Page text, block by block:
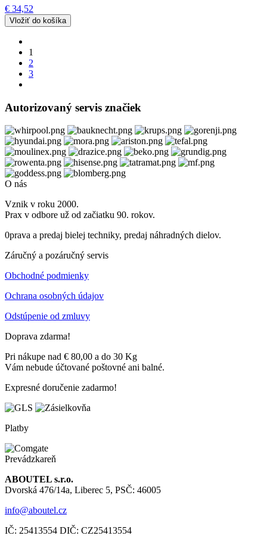
€ 34,52
1
2
3
Autorizovaný servis značiek
O nás
Vznik v roku 2000.
Prax v odbore už od začiatku 90. rokov.
0prava a predaj bielej techniky, predaj náhradných dielov.
Záručný a pozáručný servis
Obchodné podmienky
Ochrana osobných údajov
Odstúpenie od zmluvy
Doprava zdarma!
Pri nákupe nad € 80,00 a do 30 Kg
Vám nebude účtované poštovné ani balné.
Expresné doručenie zadarmo!
Platby
Prevádzkareň
ABOUTEL s.r.o.
Dvorská 476/14a, Liberec 5, PSČ: 46005
info@aboutel.cz
IČ: 25413554 DIČ: CZ25413554